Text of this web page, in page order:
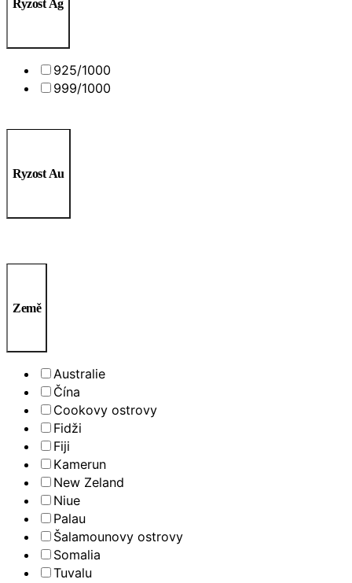
Ryzost Ag
925/1000
999/1000
Ryzost Au
Země
Australie
Čína
Cookovy ostrovy
Fidži
Fiji
Kamerun
New Zeland
Niue
Palau
Šalamounovy ostrovy
Somalia
Tuvalu